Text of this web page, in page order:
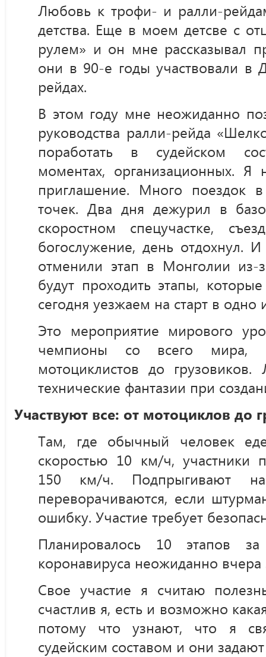
Любовь к трофи- и ралли-
детства. Еще в моем детсве с
рулем» и он мне рассказывал
они в 90-е годы участвовали в
рейдах.
В этом году мне неожиданно
руководства ралли-рейда
поработать в судейском
моментах, организационных. Я
приглашение. Много поездок
точек. Два дня дежурил в
скоростном спецучастке,
богослужение, день отдохнул.
отменили этап в Монголии из-
будут проходить этапы,
сегодня уезжаем на старт в одно
Это мероприятие мирового
чемпионы со всего мира,
мотоциклистов до
технические фантазии при
Участвуют все: от мотоциклов до
Там, где обычный человек
скоростью 10 км/ч, участники
150 км/ч. Подпрыгивают
переворачиваются, если
ошибку. Участие требует
Планировалось 10 этапов
коронавируса неожиданно
Свое участие я считаю
счастлив я, есть и возможно
потому что узнают, что я
судейским составом и они